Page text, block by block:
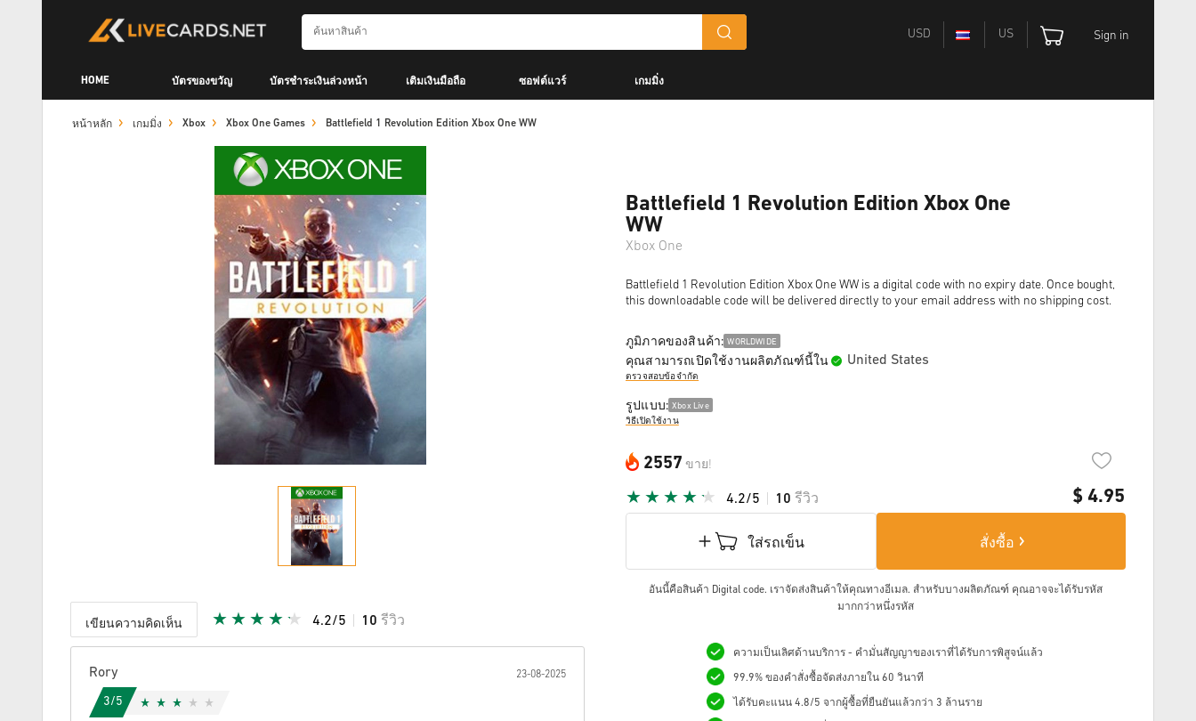
USD US Sign in
HOME บัตรของขวัญ บัตรชำระเงินล่วงหน้า เติมเงินมือถือ ซอฟต์แวร์ เกมมิ่ง
หน้าหลัก เกมมิ่ง Xbox Xbox One Games Battlefield 1 Revolution Edition Xbox One WW
เขียนความคิดเห็น 4.2/5 10 รีวิว
Rory 23-08-2025
3/5
Battlefield 1 Revolution Edition Xbox One
WW
Xbox One
Battlefield 1 Revolution Edition Xbox One WW is a digital code with no expiry date. Once bought,
this downloadable code will be delivered directly to your email address with no shipping cost.
ภูมิภาคของสินค้า: WORLDWIDE
คุณสามารถเปิดใช้งานผลิตภัณฑ์นี้ใน United States
ตรวจสอบข้อจำกัด
รูปแบบ: Xbox Live
วิธีเปิดใช้งาน
2557 ขาย!
$ 4.95
4.2/5 10 รีวิว
ใส่รถเข็น สั่งซื้อ
อันนี้คือสินค้า Digital code. เราจัดส่งสินค้าให้คุณทางอีเมล. สำหรับบางผลิตภัณฑ์ คุณอาจจะได้รับรหัส
มากกว่าหนึ่งรหัส
ความเป็นเลิศด้านบริการ - คำมั่นสัญญาของเราที่ได้รับการพิสูจน์แล้ว
99.9% ของคำสั่งซื้อจัดส่งภายใน 60 วินาที
ได้รับคะแนน 4.8/5 จากผู้ซื้อที่ยืนยันแล้วกว่า 3 ล้านราย